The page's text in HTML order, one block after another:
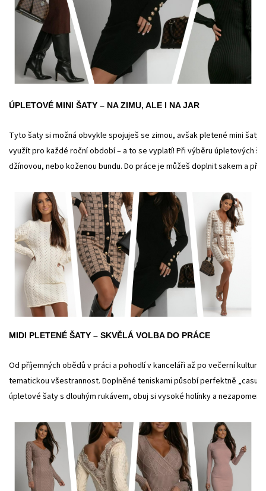
ÚPLETOVÉ MINI ŠATY – NA ZIMU, ALE I NA JAR
Tyto šaty si možná obvykle spojuješ se zimou, avšak pletené mini
využít pro každé roční období – a to se vyplatí! Při výběru úpletových
džínovou, nebo koženou bundu. Do práce je můžeš doplnit sakem a
MIDI PLETENÉ ŠATY – SKVĚLÁ VOLBA DO PRÁCE
Od příjemných obědů v práci a pohodlí v kanceláři až po večerní
tematickou všestrannost. Doplněné teniskami působí perfektně
úpletové šaty s dlouhým rukávem, obuj si vysoké holínky a nezapomeň